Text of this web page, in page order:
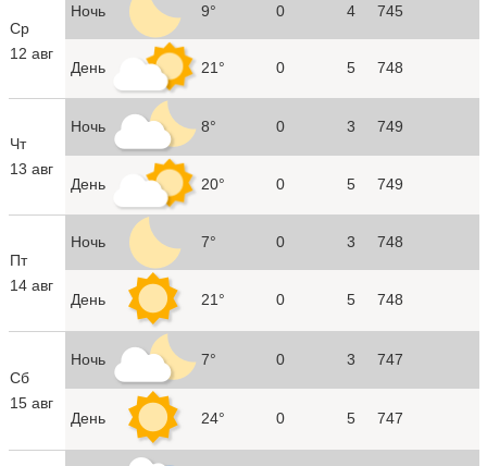
Ср
12 авг
Ночь 9° 0 4 745
День 21° 0 5 748
Чт
13 авг
Ночь 8° 0 3 749
День 20° 0 5 749
Пт
14 авг
Ночь 7° 0 3 748
День 21° 0 5 748
Сб
15 авг
Ночь 7° 0 3 747
День 24° 0 5 747